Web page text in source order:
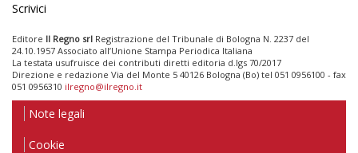
Scrivici
Editore Il Regno srl Registrazione del Tribunale di Bologna N. 2237 del
24.10.1957 Associato all’Unione Stampa Periodica Italiana
La testata usufruisce dei contributi diretti editoria d.lgs 70/2017
Direzione e redazione Via del Monte 5 40126 Bologna (Bo) tel 051 0956100 - fax
051 0956310 ilregno@ilregno.it
Note legali
Cookie